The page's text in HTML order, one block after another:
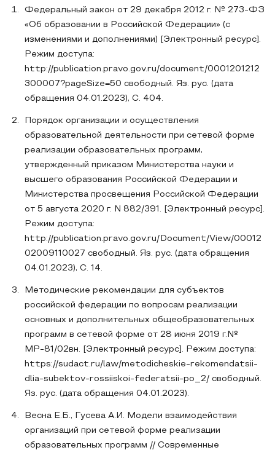
Федеральный закон от 29 декабря 2012 г. № 273-ФЗ
«Об образовании в Российской Федерации» (с
изменениями и дополнениями) [Электронный ресурс].
Режим доступа:
http://publication.pravo.gov.ru/document/0001201212
300007?pageSize=50 свободный. Яз. рус. (дата
обращения 04.01.2023), С. 404.
Порядок организации и осуществления
образовательной деятельности при сетевой форме
реализации образовательных программ,
утвержденный приказом Министерства науки и
высшего образования Российской Федерации и
Министерства просвещения Российской Федерации
от 5 августа 2020 г. N 882/391. [Электронный ресурс].
Режим доступа:
http://publication.pravo.gov.ru/Document/View/00012
02009110027 свободный. Яз. рус. (дата обращения
04.01.2023), С. 14.
Методические рекомендации для субъектов
российской федерации по вопросам реализации
основных и дополнительных общеобразовательных
программ в сетевой форме от 28 июня 2019 г.№
МР-81/02вн. [Электронный ресурс]. Режим доступа:
https://sudact.ru/law/metodicheskie-rekomendatsii-
dlia-subektov-rossiiskoi-federatsii-po_2/ свободный.
Яз. рус. (дата обращения 04.01.2023).
Весна Е.Б., Гусева А.И. Модели взаимодействия
организаций при сетевой форме реализации
образовательных программ // Современные